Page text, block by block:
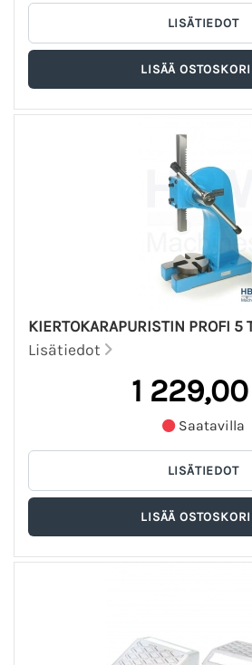
KIERTOKARAPURISTIN PROFI 5
Lisätiedot
1
Saatavilla